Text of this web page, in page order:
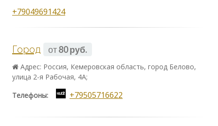
+79049691424
Город от80 руб.
Адрес: Россия, Кемеровская область, город Белово,
улица 2-я Рабочая, 4А;
Телефоны: +79505716622